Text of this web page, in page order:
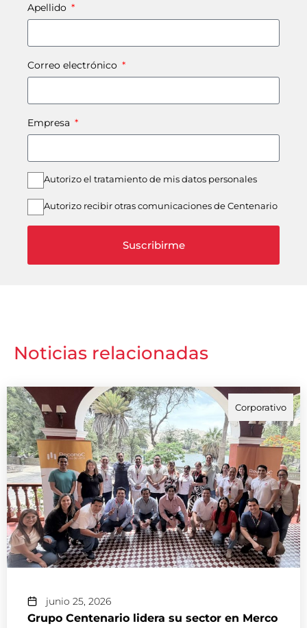
Apellido
Correo electrónico
Empresa
Autorizo el tratamiento de mis datos personales
Autorizo recibir otras comunicaciones de Centenario
Suscribirme
Noticias relacionadas
Corporativo
junio 25, 2026
Grupo Centenario lidera su sector en Merco